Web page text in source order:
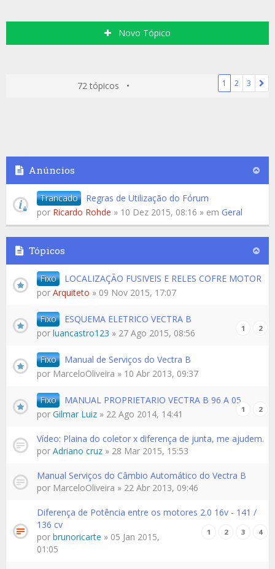
Novo Tópico
72 tópicos • 1 2 3
Anúncios
Trancado
Regras de Utilização do Fórum
por Ricardo Rohde » 10 Dez 2015, 08:16 » em Geral
Tópicos
Fixo
LOCALIZAÇÃO FUSIVEIS E RELES COFRE MOTOR
por Arquiteto » 09 Nov 2015, 17:07
Fixo ESQUEMA ELETRICO VECTRA B
1 2
por luancastro123 » 27 Ago 2015, 08:56
Fixo
Manual de Serviços do Vectra B
por MarceloOliveira » 10 Abr 2013, 09:37
Fixo MANUAL PROPRIETARIO VECTRA B 96 A 05
1 2
por Gilmar Luiz » 22 Ago 2014, 14:41
Vídeo: Plaina do coletor x diferença de junta, me ajudem.
por Adriano cruz » 28 Mar 2015, 15:53
Manual Serviços do Câmbio Automático do Vectra B
por MarceloOliveira » 22 Abr 2013, 09:46
Diferença de Potência entre os motores 2.0 16v - 141 /
136 cv
1 2 3 4
por brunoricarte » 05 Jan 2015,
01:05